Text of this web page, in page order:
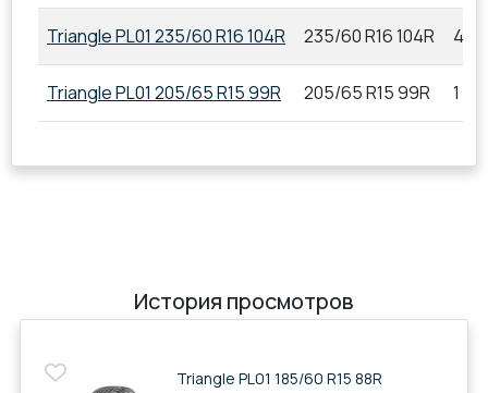
Triangle PL01 235/60 R16 104R 235/60 R16 104R 4
Triangle PL01 205/65 R15 99R 205/65 R15 99R 1
История просмотров
Triangle PL01 185/60 R15 88R